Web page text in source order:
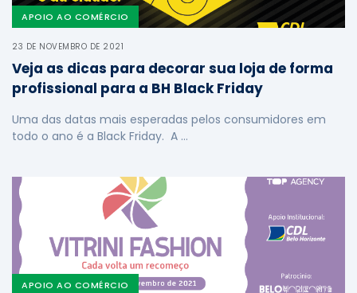
APOIO AO COMÉRCIO
23 DE NOVEMBRO DE 2021
Veja as dicas para decorar sua loja de forma
profissional para a BH Black Friday
Uma das datas mais esperadas pelos consumidores em
todo o ano é a Black Friday. A …
APOIO AO COMÉRCIO